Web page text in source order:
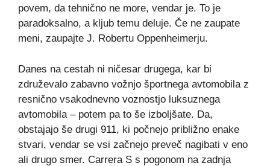
povem, da tehnično ne more, vendar je. To je
paradoksalno, a kljub temu deluje. Če ne zaupate
meni, zaupajte J. Robertu Oppenheimerju.
Danes na cestah ni ničesar drugega, kar bi
združevalo zabavno vožnjo športnega avtomobila z
resnično vsakodnevno voznostjo luksuznega
avtomobila – potem pa to še izboljšate. Da,
obstajajo še drugi 911, ki počnejo približno enake
stvari, vendar se vsi začnejo preveč nagibati v eno
ali drugo smer. Carrera S s pogonom na zadnja